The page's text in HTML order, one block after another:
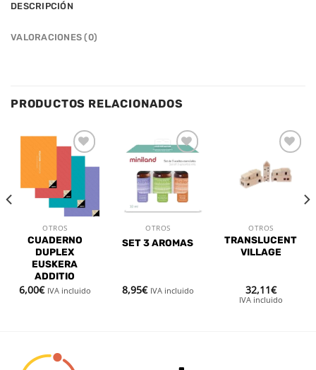
DESCRIPCIÓN
VALORACIONES (0)
PRODUCTOS RELACIONADOS
deseos
OTROS
CUADERNO
DUPLEX
EUSKERA
ADDITIO
6,00€ IVA incluido
Añadir
a la
lista de
deseos
OTROS
SET 3 AROMAS
8,95€ IVA incluido
a la
lista de
OTROS
TRANSLUCENT
VILLAGE
32,11€
IVA incluido